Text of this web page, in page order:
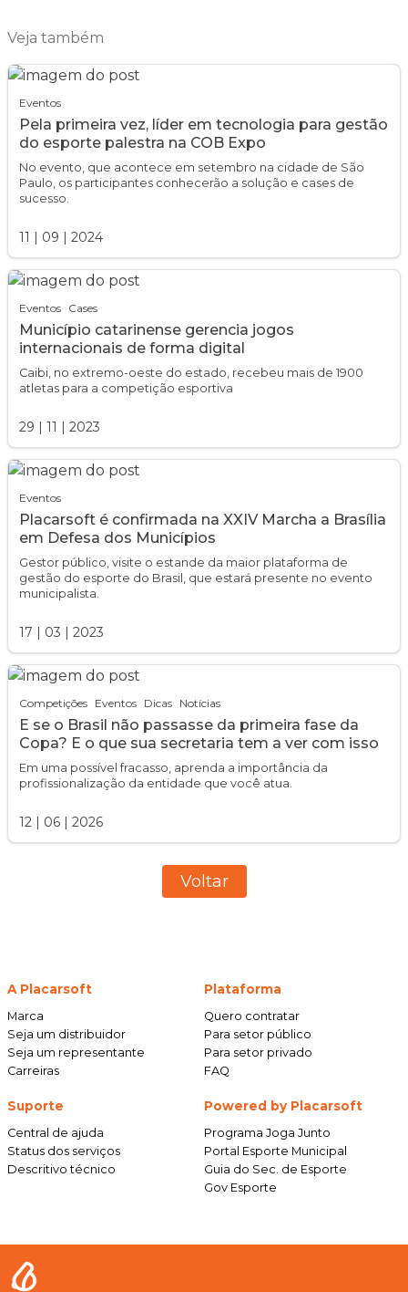
Veja também
Eventos
Pela primeira vez, líder em tecnologia para gestão
do esporte palestra na COB Expo
No evento, que acontece em setembro na cidade de São
Paulo, os participantes conhecerão a solução e cases de
sucesso.
11 09 2024
Eventos Cases
Município catarinense gerencia jogos
internacionais de forma digital
Caibi, no extremo-oeste do estado, recebeu mais de 1900
atletas para a competição esportiva
29 11 2023
Eventos
Placarsoft é confirmada na XXIV Marcha a Brasília
em Defesa dos Municípios
Gestor público, visite o estande da maior plataforma de
gestão do esporte do Brasil, que estará presente no evento
municipalista.
17 03 2023
Competições Eventos Dicas Notícias
E se o Brasil não passasse da primeira fase da
Copa? E o que sua secretaria tem a ver com isso
Em uma possível fracasso, aprenda a importância da
profissionalização da entidade que você atua.
12 06 2026
Voltar
A Placarsoft
Marca
Seja um distribuidor
Seja um representante
Carreiras
Plataforma
Quero contratar
Para setor público
Para setor privado
FAQ
Suporte
Central de ajuda
Status dos serviços
Descritivo técnico
Powered by Placarsoft
Programa Joga Junto
Portal Esporte Municipal
Guia do Sec. de Esporte
Gov Esporte